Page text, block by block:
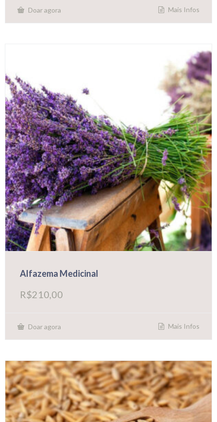
Doar agora Mais Infos
Alfazema Medicinal
R$210,00
Doar agora Mais Infos